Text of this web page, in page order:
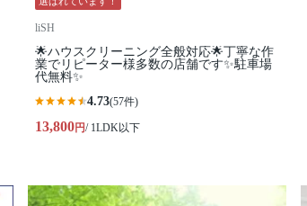
liSH
🌟ハウスクリーニング全般対応🌟丁寧な作
業でリピーター様多数の店舗です✨駐車場
代無料✨
4.73(57件)
13,800円/ 1LDK以下